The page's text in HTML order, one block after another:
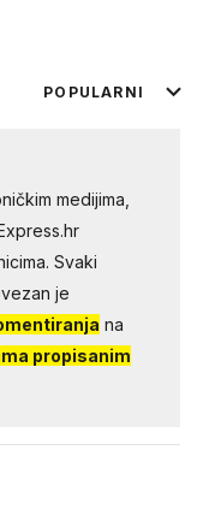
POPULARNI
medijima,
Svaki
je
na
propisanim